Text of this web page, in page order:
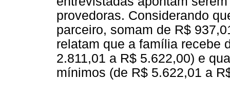
provedoras. Considerando
parceiro, somam de R$
relatam que a família recebe
2.811,01 a R$ 5.622,00) e
mínimos (de R$ 5.622,01 a